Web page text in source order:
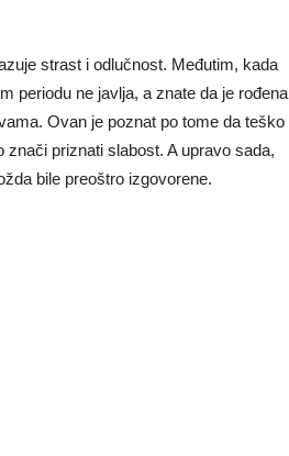
strast i odlučnost. Međutim, kada
periodu ne javlja, a znate da je rođena
Ovan je poznat po tome da teško
priznati slabost. A upravo sada,
bile preoštro izgovorene.